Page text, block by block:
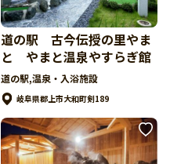
道の駅 古今伝授の里やま
と やまと温泉やすらぎ館
道の駅,温泉・入浴施設
岐阜県郡上市大和町剣189